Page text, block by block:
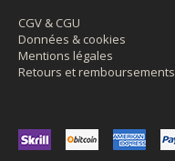
CGV & CGU
Données & cookies
Mentions légales
Retours et remboursements